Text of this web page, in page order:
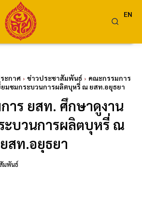
EN
ะกาศ ข่าวประชาสัมพันธ์
คณะกรรมการ
ยมชมกระบวนการผลิตบุหรี่ ณ ยสท.อยุธยา
าร ยสท. ศึกษาดูงาน
ะบวนการผลิตบุหรี่ ณ
ยสท.อยุธยา
มพันธ์